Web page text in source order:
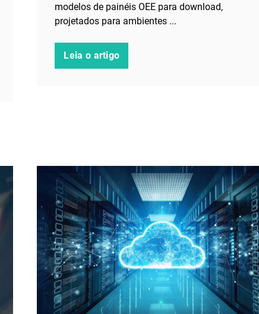
modelos de painéis OEE para download,
projetados para ambientes ...
Leia o artigo